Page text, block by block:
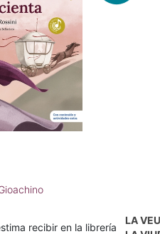
recibir en la librería
LA